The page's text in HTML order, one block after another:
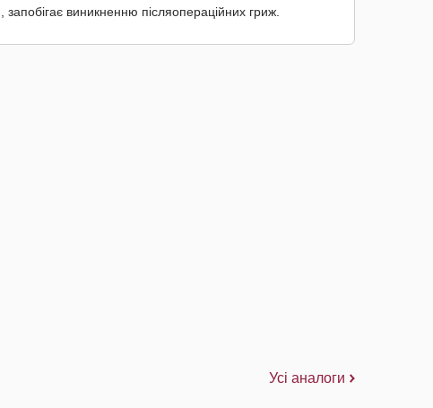
запобігає виникненню післяопераційних гриж.
Усі аналоги